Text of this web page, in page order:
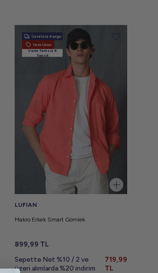
Ücretsiz Kargo
Yeni Ürün
Vade farksız 6
Taksit
LUFIAN
Makro Erkek Smart Gömlek
899,99 TL
Sepette Net %10 / 2 ve
üzeri alımlarda %20 indirim
719,99
TL